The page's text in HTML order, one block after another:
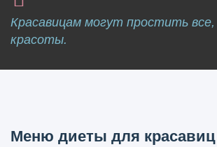
Красавицам могут простить
красоты.
Меню диеты для красавиц